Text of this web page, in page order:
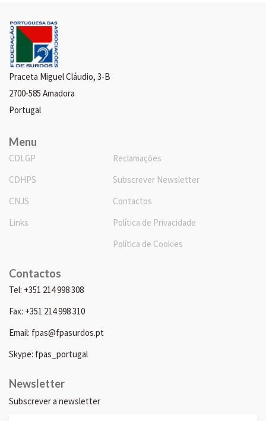
Praceta Miguel Cláudio, 3-B
2700-585 Amadora
Portugal
Menu
CDLGP
CDHPS
CNJS
Links
Reclamações
Subscrever Newsletter
Contactos
Política de Privacidade
Política de Cookies
Contactos
Tel: +351 214 998 308
Fax: +351 214 998 310
Email: fpas@fpasurdos.pt
Skype: fpas_portugal
Newsletter
Subscrever a newsletter